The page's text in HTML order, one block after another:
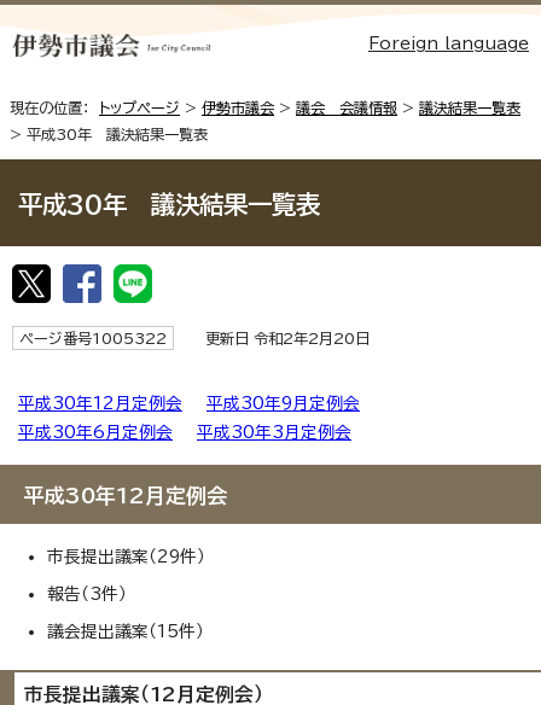
Foreign language
現在の位置： トップページ > 伊勢市議会 > 議会 会議情報 > 議決結果一覧表
> 平成30年 議決結果一覧表
平成30年 議決結果一覧表
ページ番号1005322 更新日 令和2年2月20日
平成30年12月定例会
平成30年9月定例会
平成30年6月定例会
平成30年3月定例会
平成30年12月定例会
市長提出議案（29件）
報告（3件）
議会提出議案（15件）
市長提出議案（12月定例会）